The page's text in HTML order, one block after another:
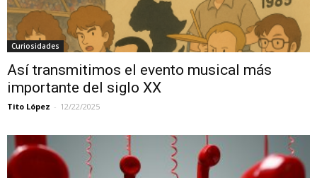
Curiosidades
Así transmitimos el evento musical más
importante del siglo XX
Tito López - 12/22/2025